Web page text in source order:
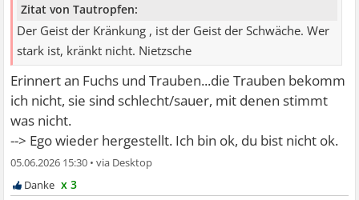
Zitat von Tautropfen:
Der Geist der Kränkung , ist der Geist der Schwäche. Wer
stark ist, kränkt nicht. Nietzsche
Erinnert an Fuchs und Trauben...die Trauben bekomm
ich nicht, sie sind schlecht/sauer, mit denen stimmt
was nicht.
--> Ego wieder hergestellt. Ich bin ok, du bist nicht ok.
05.06.2026 15:30 •
x 3